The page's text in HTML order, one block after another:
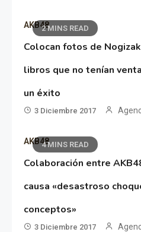
2 MINS READ
AKB48
Colocan fotos de
libros que no tenían
un éxito
3 Diciembre 2017
4 MINS READ
AKB48
Colaboración entre
causa «desastroso
conceptos»
3 Diciembre 2017